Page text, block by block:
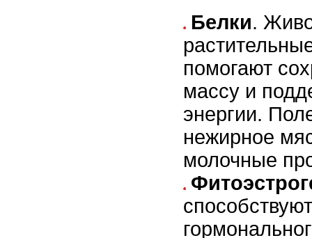
Белки.
помогают
массу и
энергии.
нежирное
молочные